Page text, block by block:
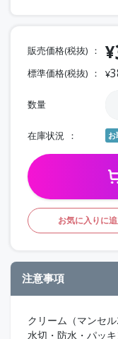
販売価格(税抜) ¥
標準価格(税抜) ¥
数量
在庫状況
お気に入りに
注意事項
クリーム（マンセ
水切・防水・パッ